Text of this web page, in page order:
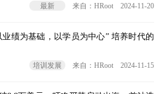
最新 来自：HRoot 2024-11-20
业绩为基础，以学员为中心” 培养时代的
培训发展 来自：HRoot 2024-11-15